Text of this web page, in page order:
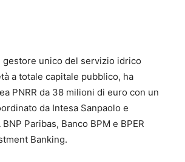
gestore unico del servizio idrico
a totale capitale pubblico, ha
PNRR da 38 milioni di euro con un
da Intesa Sanpaolo e
Paribas, Banco BPM e BPER
Banking.